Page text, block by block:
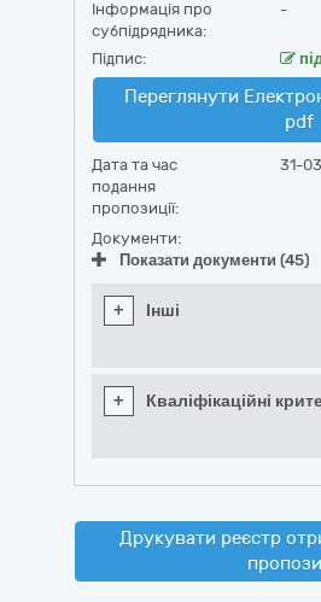
Інформація про
субпідрядника:
-
Підпис:
Переглянути
pdf
Дата та час
подання
пропозиції:
31-
Документи:
Показати документи (45)
+ Інші
+ Кваліфікаційні
Друкувати реєстр